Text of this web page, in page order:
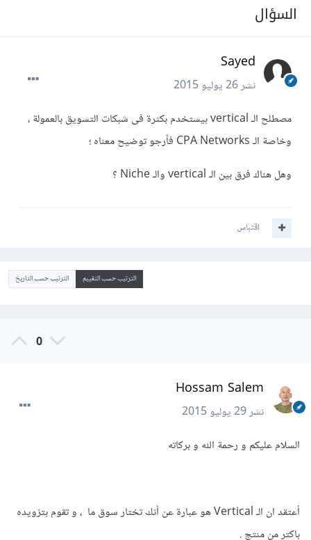
السؤال
Sayed
نشر26 يوليو 2015
مصطلح الـ vertical بيستخدم بكثرة فى شبكات التسويق بالعمولة ،
وخاصة الـ CPA Networks فأرجو توضيح معناه ؛
وهل هناك فرق بين الـ vertical والـ Niche ؟
اقتباس
الترتيب حسب التقييم الترتيب حسب التاريخ
0
Hossam Salem
نشر29 يوليو 2015
السلام عليكم و رحمة الله و بركاته
أعتقد ان الـ Vertical هو عبارة عن أنك تختار سوق ما ، و تقوم بتزويده
باكتر من منتج .